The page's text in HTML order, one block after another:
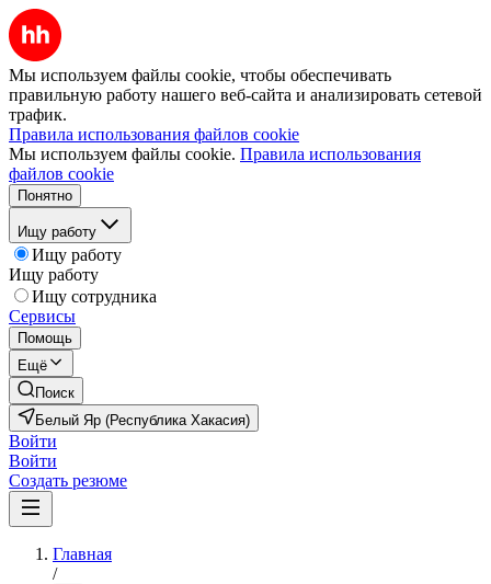
Мы используем файлы cookie, чтобы обеспечивать
правильную работу нашего веб-сайта и анализировать сетевой
трафик.
Правила использования файлов cookie
Мы используем файлы cookie. Правила использования
файлов cookie
Понятно
Ищу работу
Ищу работу
Ищу работу
Ищу сотрудника
Сервисы
Помощь
Ещё
Поиск
Белый Яр (Республика Хакасия)
Войти
Войти
Создать резюме
Главная
/